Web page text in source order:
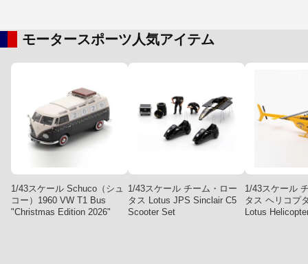
モータースポーツ人気アイテム
1/43スケール Schuco（シュ
コー）1960 VW T1 Bus
"Christmas Edition 2026"
1/43スケール チーム・ロー
タス Lotus JPS Sinclair C5
Scooter Set
1/43スケール
タス ヘリコプ
Lotus